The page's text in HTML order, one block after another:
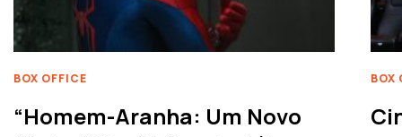
BOX OFFICE
“Homem-Aranha: Um Novo
BOX